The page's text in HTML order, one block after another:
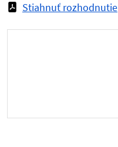
Stiahnuť rozhodnutie